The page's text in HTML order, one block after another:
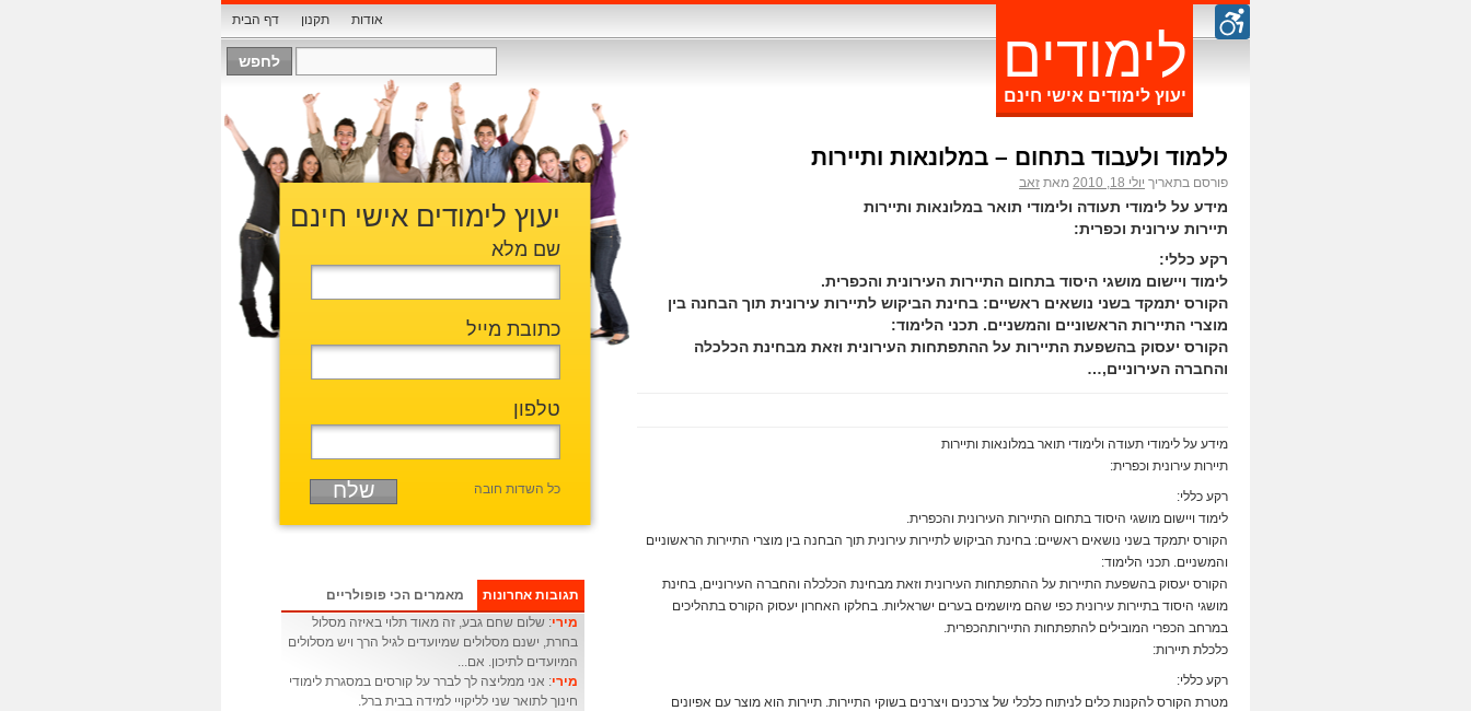
לימודים
יעוץ לימודים אישי חינם
אודות תקנון דף הבית
ללמוד ולעבוד בתחום – במלונאות ותיירות
פורסם בתאריך יולי 18, 2010 מאת זאב
מידע על לימודי תעודה ולימודי תואר במלונאות ותיירות
תיירות עירונית וכפרית:
רקע כללי:
לימוד ויישום מושגי היסוד בתחום התיירות העירונית והכפרית.
הקורס יתמקד בשני נושאים ראשיים: בחינת הביקוש לתיירות עירונית תוך הבחנה בין
מוצרי התיירות הראשוניים והמשניים. תכני הלימוד:
הקורס יעסוק בהשפעת התיירות על ההתפתחות העירונית וזאת מבחינת הכלכלה
והחברה העירוניים,…
מידע על לימודי תעודה ולימודי תואר במלונאות ותיירות
תיירות עירונית וכפרית:
רקע כללי:
לימוד ויישום מושגי היסוד בתחום התיירות העירונית והכפרית.
הקורס יתמקד בשני נושאים ראשיים: בחינת הביקוש לתיירות עירונית תוך הבחנה בין מוצרי התיירות הראשוניים
והמשניים. תכני הלימוד:
הקורס יעסוק בהשפעת התיירות על ההתפתחות העירונית וזאת מבחינת הכלכלה והחברה העירוניים, בחינת
מושגי היסוד בתיירות עירונית כפי שהם מיושמים בערים ישראליות. בחלקו האחרון יעסוק הקורס בתהליכים
במרחב הכפרי המובילים להתפתחות התיירותהכפרית.
כלכלת תיירות:
רקע כללי:
מטרת הקורס להקנות כלים לניתוח כלכלי של צרכנים ויצרנים בשוקי התיירות. תיירות הוא מוצר עם אפיונים
יעוץ לימודים אישי חינם
שם מלא
כתובת מייל
טלפון
כל השדות חובה
תגובות אחרונות
מאמרים הכי פופולריים
מירי: שלום שחם גבע, זה מאוד תלוי באיזה מסלול
בחרת, ישנם מסלולים שמיועדים לגיל הרך ויש מסלולים
המיועדים לתיכון. אם...
מירי: אני ממליצה לך לברר על קורסים במסגרת לימודי
חינוך לתואר שני לליקויי למידה בבית ברל.